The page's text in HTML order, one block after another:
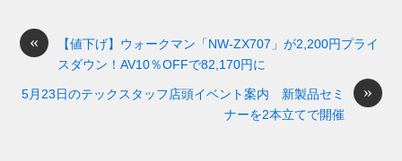
o
o
k
s
y
n
g
er
«
【値下げ】ウォークマン「NW-ZX707」が2,200円プライ
スダウン！AV10％OFFで82,170円に
»
5月23日のテックスタッフ店頭イベント案内 新製品セミ
ナーを2本立てで開催